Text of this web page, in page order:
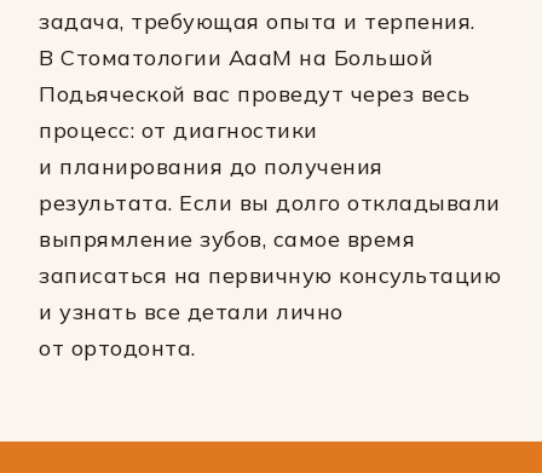
задача, требующая опыта и терпения.
В Стоматологии АааМ на Большой
Подьяческой вас проведут через весь
процесс: от диагностики
и планирования до получения
результата. Если вы долго откладывали
выпрямление зубов, самое время
записаться на первичную консультацию
и узнать все детали лично
от ортодонта.